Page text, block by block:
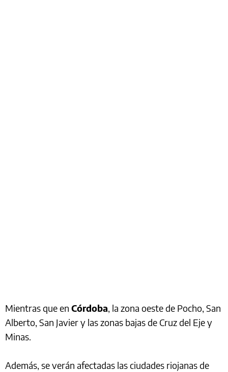
Mientras que en Córdoba, la zona oeste de Pocho, San
Alberto, San Javier y las zonas bajas de Cruz del Eje y
Minas.
Además, se verán afectadas las ciudades riojanas de